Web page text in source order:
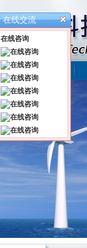
在线交流
在线咨询